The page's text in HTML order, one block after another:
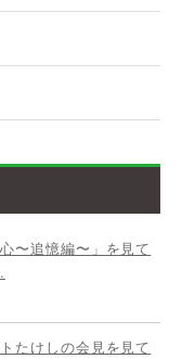
〜追憶編〜」を見て
たけしの会見を見て